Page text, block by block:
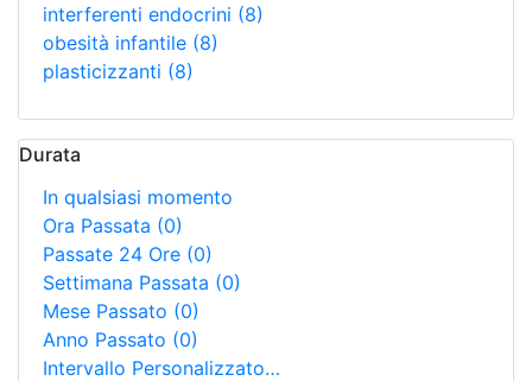
interferenti endocrini (8)
obesità infantile (8)
plasticizzanti (8)
Durata
In qualsiasi momento
Ora Passata (0)
Passate 24 Ore (0)
Settimana Passata (0)
Mese Passato (0)
Anno Passato (0)
Intervallo Personalizzato…